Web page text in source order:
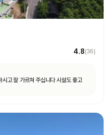
4.8(36)
고 잘 가르쳐 주십니다 시설도 좋고